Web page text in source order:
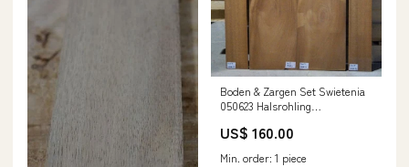
Boden & Zargen Set Swietenia
050623 Halsrohling
US$ 160.00
Min. order: 1 piece